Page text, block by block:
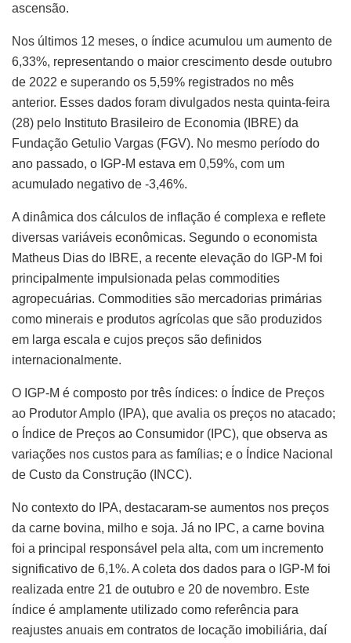
ascensão.
Nos últimos 12 meses, o índice acumulou um aumento de
6,33%, representando o maior crescimento desde outubro
de 2022 e superando os 5,59% registrados no mês
anterior. Esses dados foram divulgados nesta quinta-feira
(28) pelo Instituto Brasileiro de Economia (IBRE) da
Fundação Getulio Vargas (FGV). No mesmo período do
ano passado, o IGP-M estava em 0,59%, com um
acumulado negativo de -3,46%.
A dinâmica dos cálculos de inflação é complexa e reflete
diversas variáveis econômicas. Segundo o economista
Matheus Dias do IBRE, a recente elevação do IGP-M foi
principalmente impulsionada pelas commodities
agropecuárias. Commodities são mercadorias primárias
como minerais e produtos agrícolas que são produzidos
em larga escala e cujos preços são definidos
internacionalmente.
O IGP-M é composto por três índices: o Índice de Preços
ao Produtor Amplo (IPA), que avalia os preços no atacado;
o Índice de Preços ao Consumidor (IPC), que observa as
variações nos custos para as famílias; e o Índice Nacional
de Custo da Construção (INCC).
No contexto do IPA, destacaram-se aumentos nos preços
da carne bovina, milho e soja. Já no IPC, a carne bovina
foi a principal responsável pela alta, com um incremento
significativo de 6,1%. A coleta dos dados para o IGP-M foi
realizada entre 21 de outubro e 20 de novembro. Este
índice é amplamente utilizado como referência para
reajustes anuais em contratos de locação imobiliária, daí